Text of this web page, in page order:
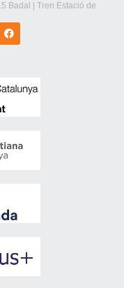
Badal | Tren Estació de